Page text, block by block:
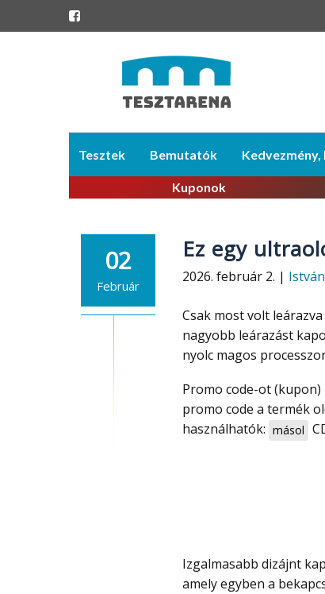
content
Tesztek Bemutatók Kedvezmény,
Kuponok
02
Február
Ez egy
2026. február 2. | István
Csak most volt
nagyobb leárazást
nyolc magos
Promo code-ot (kupon) megadva rendkívül olcsó, már 99 000 Ft-tól megvehető – a
promo code a termék
használhatók: másol
Izgalmasabb dizájnt kapott fekete színnel, az egyik sarkán egy kis extra dizájnnal,
amely egyben a